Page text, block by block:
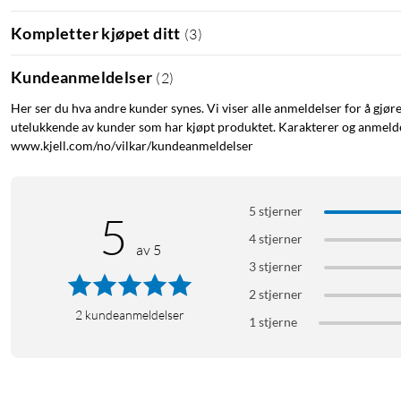
Juridisk informasjon
Tilbehør selges separat, og tilgjengeligheten kan variere.
Store. Utvalget kan endres. Programvare fra tredjeparter selges
Skjermen har avrundede hjørner. Målt som diagonal i et
faktiske skjermflaten er noe mindre.
Kompletter kjøpet ditt (3)
Kundeanmeldelser (2)
Her ser du hva andre kunder synes. Vi viser alle anmeldelser for å
utelukkende av kunder som har kjøpt produktet. Karakterer og
www.kjell.com/no/vilkar/kundeanmeldelser
5 av 5
2 kundeanmeldelser
5 stjerner
4 stjerner
3 stjerner
2 stjerner
1 stjerne